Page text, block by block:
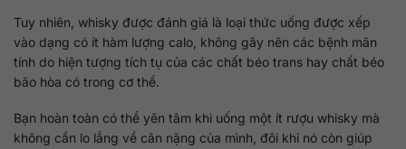
Tuy nhiên, whisky được đánh giá là loại thức uống được xếp
vào dạng có ít hàm lượng calo, không gây nên các bệnh mãn
tính do hiện tượng tích tụ của các chất béo trans hay chất béo
bão hòa có trong cơ thể.
Bạn hoàn toàn có thể yên tâm khi uống một ít rượu whisky mà
không cần lo lắng về cân nặng của mình, đôi khi nó còn giúp